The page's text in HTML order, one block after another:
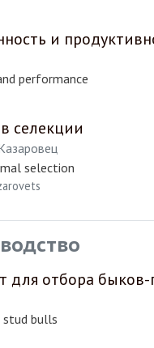
и
performance
селекции
selection
для отбора
bulls